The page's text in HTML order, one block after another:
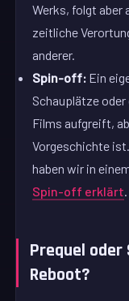
Werks, folgt aber
zeitliche
anderer.
Spin-off: Ein
Schauplätze
Films aufgreift,
Vorgeschichte
haben wir in
Spin-off erklärt
Prequel oder
Reboot?